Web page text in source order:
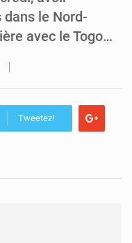
Tibiri : le dialogue, nouveau terrain de jeu pour la paix
le Nord-
avec le Togo…
Tweetez!